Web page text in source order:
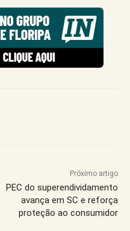
Próximo artigo
PEC do superendividamento
avança em SC e reforça
proteção ao consumidor